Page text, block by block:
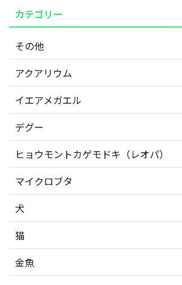
カテゴリー
その他
アクアリウム
イエアメガエル
デグー
ヒョウモントカゲモドキ（レオパ）
マイクロブタ
犬
猫
金魚